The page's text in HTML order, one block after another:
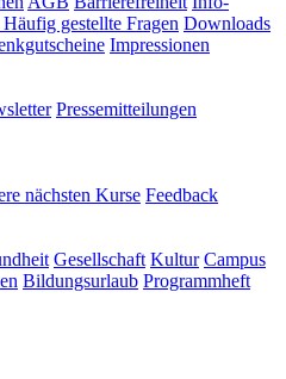
gestellte Fragen Downloads
Impressionen
Pressemitteilungen
nächsten Kurse Feedback
Gesellschaft Kultur Campus
Bildungsurlaub Programmheft